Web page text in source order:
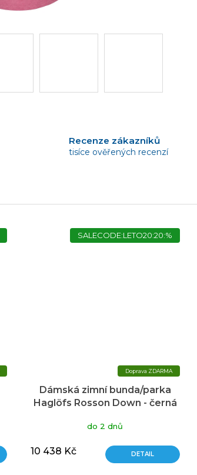
Recenze zákazníků
tisíce ověřených recenzí
SALECODE:LETO20:20:%
ZDARMA
Dámská zimní bunda/parka
Haglöfs Rosson Down - černá
do 2 dnů
10 438 Kč DETAIL